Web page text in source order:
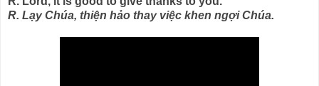
R. Lạy Chúa, thiện hảo thay việc khen ngợi Chúa.